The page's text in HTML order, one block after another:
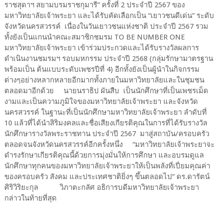
ราชสุดาฯ สยามบรมราชกุมารี” ครั้งที่ 2 ประจำปี 2567 ของ
มหาวิทยาลัยเจ้าพระยา และได้รับคัดเลือกเป็น “เยาวชนดีเด่น” ระดับ
จังหวัดนครสวรรค์ เนื่องในวันเยาวชนแห่งชาติ ประจำปี 2567 รวม
ทั้งยังเป็นแกนนำคณะสมาชิกชมรม TO BE NUMBER ONE
มหาวิทยาลัยเจ้าพระยา เข้าร่วมประกวดและได้รับรางวัลผลการ
ดำเนินงานชมรมฯ รอบมหกรรม ประจำปี 2568 (กลุ่มรักษามาตรฐาน
พร้อมเป็น ต้นแบบระดับเพชรปีที่ 4) อีกทั้งยังเป็นผู้นำในกิจกรรม
ต่างๆอย่างหลากหลายอีกมากทั้งภายในมหาวิทยาลัยและในชุมชน
ตลอดมาอีกด้วย นายนราธิป ผันสืบ เป็นนักศึกษาที่เป็นเพชรเม็ด
งามและเป็นความภูมิใจของมหาวิทยาลัยเจ้าพระยา และจังหวัด
นครสวรรค์ ในฐานะที่เป็นนักศึกษามหาวิทยาลัยเจ้าพระยา ลำดับที่
10 แล้วที่ได้นำสิริมงคลและชื่อเสียงเกียรติคุณในการที่ได้รับรางวัล
นักศึกษารางวัลพระราชทาน ประจำปี 2567 มาสู่สถาบัน/ครอบครัว
ตลอดจนจังหวัดนครสวรรค์อีกครั้งหนึ่ง “มหาวิทยาลัยเจ้าพระยาจะ
ดำรงรักษาเกียรติคุณนี้ด้วยการมุ่งมั่นให้การศึกษา และอบรมดูแล
นักศึกษาทุกคนของมหาวิทยาลัยเจ้าพระยาให้เป็นพลังที่เปี่ยมคุณค่า
ของครอบครัว สังคม และประเทศชาติยิ่งๆ ขึ้นตลอดไป” ดร.ดารัตน์
ศิริวิริยะกุล วิภาตะกลัศ อธิการบดีมหาวิทยาลัยเจ้าพระยา
กล่าวในท้ายที่สุด